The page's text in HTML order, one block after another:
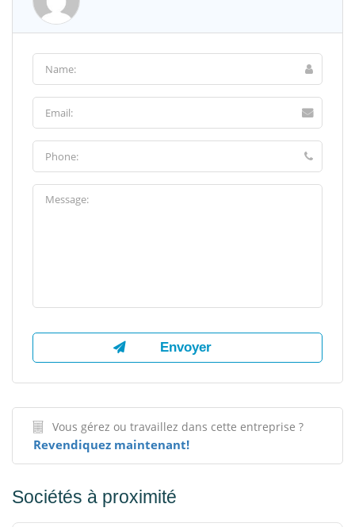
Vous gérez ou travaillez dans cette entreprise ?
Revendiquez maintenant!
Sociétés à proximité